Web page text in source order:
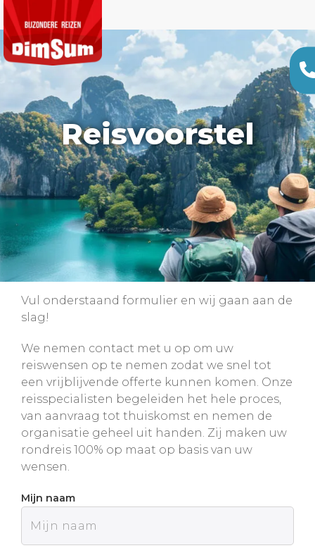
Reisvoorstel
Vul onderstaand formulier en wij gaan aan de
slag!
We nemen contact met u op om uw
reiswensen op te nemen zodat we snel tot
een vrijblijvende offerte kunnen komen. Onze
reisspecialisten begeleiden het hele proces,
van aanvraag tot thuiskomst en nemen de
organisatie geheel uit handen. Zij maken uw
rondreis 100% op maat op basis van uw
wensen.
Mijn naam